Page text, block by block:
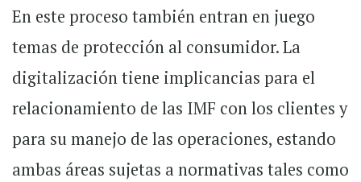
En este proceso también entran en juego
temas de protección al consumidor. La
digitalización tiene implicancias para el
relacionamiento de las IMF con los clientes y
para su manejo de las operaciones, estando
ambas áreas sujetas a normativas tales como